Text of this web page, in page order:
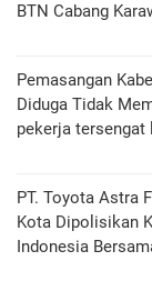
BTN Cabang
Pemasangan
Diduga Tidak
pekerja
PT. Toyota Astra
Kota Dipolisikan
Indonesia